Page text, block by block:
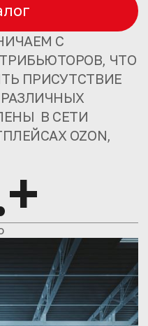
С
ЧТО
ПРИСУТСТВИЕ
В СЕТИ
OZON,